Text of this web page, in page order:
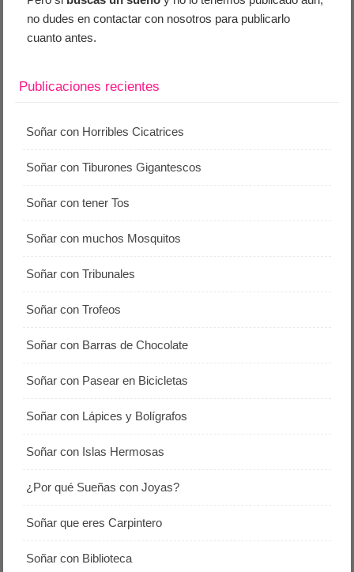
no dudes en contactar con nosotros para publicarlo
cuanto antes.
Publicaciones recientes
Soñar con Horribles Cicatrices
Soñar con Tiburones Gigantescos
Soñar con tener Tos
Soñar con muchos Mosquitos
Soñar con Tribunales
Soñar con Trofeos
Soñar con Barras de Chocolate
Soñar con Pasear en Bicicletas
Soñar con Lápices y Bolígrafos
Soñar con Islas Hermosas
¿Por qué Sueñas con Joyas?
Soñar que eres Carpintero
Soñar con Biblioteca